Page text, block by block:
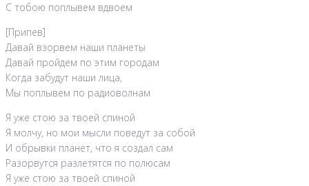
С тобою поплывем вдвоем
[Припев]
Давай взорвем наши планеты
Давай пройдем по этим городам
Когда забудут наши лица,
Мы поплывем по радиоволнам
Я уже стою за твоей спиной
Я молчу, но мои мысли поведут за собой
И обрывки планет, что я создал сам
Разорвутся разлетятся по полюсам
Я уже стою за твоей спиной